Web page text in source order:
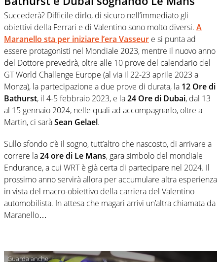
Succederà? Difficile dirlo, di sicuro nell’immediato gli
obiettivi della Ferrari e di Valentino sono molto diversi. A
Maranello sta per iniziare l’era Vasseur e si punta ad
essere protagonisti nel Mondiale 2023, mentre il nuovo anno
del Dottore prevedrà, oltre alle 10 prove del calendario del
GT World Challenge Europe (al via il 22-23 aprile 2023 a
Monza), la partecipazione a due prove di durata, la 12 Ore di
Bathurst, il 4-5 febbraio 2023, e la24 Ore di Dubai, dal 13
al 15 gennaio 2024, nelle quali ad accompagnarlo, oltre a
Martin, ci saràSean Gelael.
Sullo sfondo c’è il sogno, tutt’altro che nascosto, di arrivare a
correre la24 ore di Le Mans, gara simbolo del mondiale
Endurance, a cui WRT è già certa di partecipare nel 2024. Il
prossimo anno servirà allora per accumulare altra esperienza
in vista del macro-obiettivo della carriera del Valentino
automobilista. In attesa che magari arrivi un’altra chiamata da
Maranello…